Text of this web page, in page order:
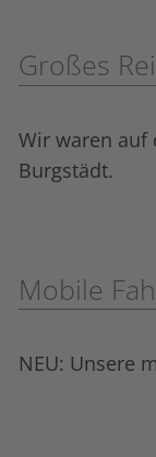
Großes
Wir waren auf
Burgstädt.
Mobile
NEU: Unsere